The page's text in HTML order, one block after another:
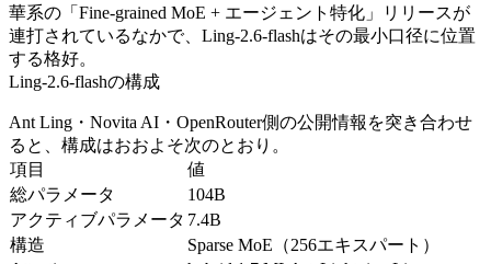
華系の「Fine-grained MoE + エージェント特化」リリースが
連打されているなかで、Ling-2.6-flashはその最小口径に位置
する格好。
Ling-2.6-flashの構成
Ant Ling・Novita AI・OpenRouter側の公開情報を突き合わせ
ると、構成はおおよそ次のとおり。
項目
値
総パラメータ
104B
アクティブパラメータ 7.4B
構造
Sparse MoE（256エキスパート）